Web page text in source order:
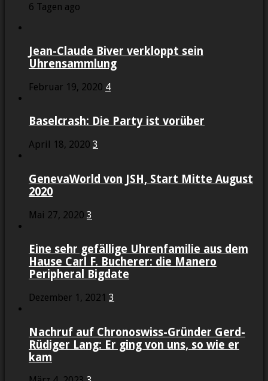
6 Tagen ago
Jean-Claude Biver verkloppt sein
Uhrensammlung
Februar 19, 2020 4
Baselcrash: Die Party ist vorüber
April 18, 2020 3
GenevaWorld von JSH, Start Mitte August
2020
Mai 27, 2020 3
Eine sehr gefällige Uhrenfamilie aus dem
Hause Carl F. Bucherer: die Manero
Peripheral Bigdate
Dezember 1, 2021 3
Nachruf auf Chronoswiss-Gründer Gerd-
Rüdiger Lang: Er ging von uns, so wie er
kam